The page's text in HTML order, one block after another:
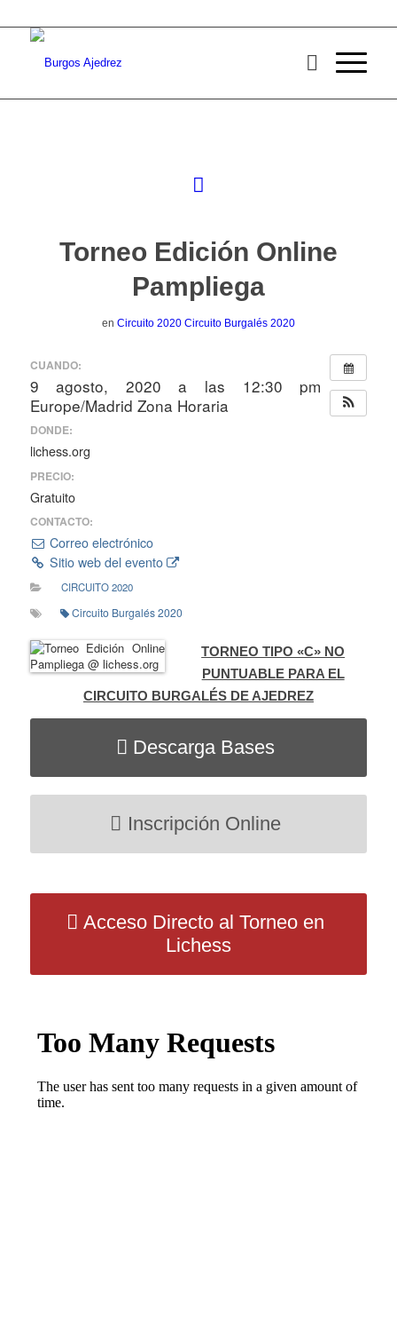
Torneo Edición Online
Pampliega
en Circuito 2020 Circuito Burgalés 2020
CUANDO:
9 agosto, 2020 a las 12:30 pm
Europe/Madrid Zona Horaria
DONDE:
lichess.org
PRECIO:
Gratuito
CONTACTO:
Correo electrónico
Sitio web del evento
CIRCUITO 2020
Circuito Burgalés 2020
TORNEO TIPO «C» NO
PUNTUABLE PARA EL
CIRCUITO BURGALÉS DE AJEDREZ
Descarga Bases
Inscripción Online
Acceso Directo al Torneo en
Lichess